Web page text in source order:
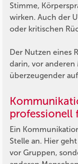
Stimme,
wirken. Auch der
oder kritischen
Der Nutzen eines
darin, vor anderen
überzeugender
professionell
Ein
Stelle an. Hier
vor Gruppen,